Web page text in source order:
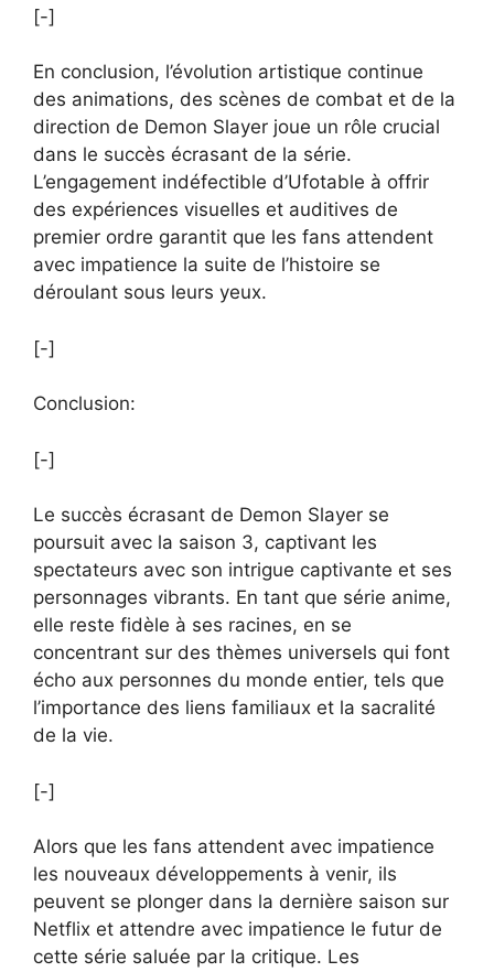
[-]
En conclusion, l’évolution artistique continue
des animations, des scènes de combat et de la
direction de Demon Slayer joue un rôle crucial
dans le succès écrasant de la série.
L’engagement indéfectible d’Ufotable à offrir
des expériences visuelles et auditives de
premier ordre garantit que les fans attendent
avec impatience la suite de l’histoire se
déroulant sous leurs yeux.
[-]
Conclusion:
[-]
Le succès écrasant de Demon Slayer se
poursuit avec la saison 3, captivant les
spectateurs avec son intrigue captivante et ses
personnages vibrants. En tant que série anime,
elle reste fidèle à ses racines, en se
concentrant sur des thèmes universels qui font
écho aux personnes du monde entier, tels que
l’importance des liens familiaux et la sacralité
de la vie.
[-]
Alors que les fans attendent avec impatience
les nouveaux développements à venir, ils
peuvent se plonger dans la dernière saison sur
Netflix et attendre avec impatience le futur de
cette série saluée par la critique. Les